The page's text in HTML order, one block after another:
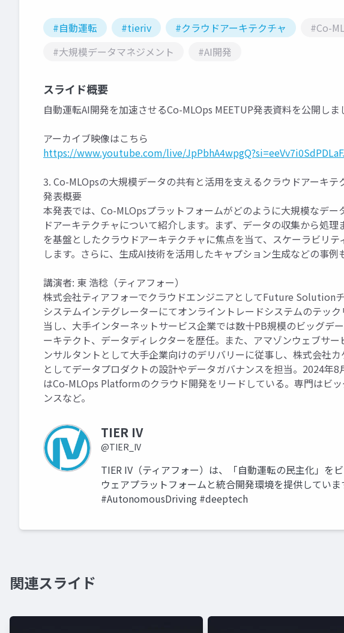
#自動運転 #tieriv #クラウドアーキテクチャ #Co-
#大規模データマネジメント
#AI開発
スライド概要
自動運転AI開発を加速させるCo-MLOps MEETUP発表資料を公開しま
アーカイブ映像はこちら
https://www.youtube.com/live/
3. Co-MLOpsの大規模データの共有と活用を支えるクラウドアーキテ
発表概要
本発表では、Co-MLOpsプラットフォームがどのように大規模なデ
ドアーキテクチャについて紹介します。まず、データの収集から処
を基盤としたクラウドアーキテクチャに焦点を当て、スケーラビリ
します。さらに、生成AI技術を活用したキャプション生成などの事例
講演者: 東 浩稔（ティアフォー）
株式会社ティアフォーでクラウドエンジニアとしてFuture Solution
システムインテグレーターにてオンライントレードシステムのテッ
当し、大手インターネットサービス企業では数十PB規模のビッグデ
ーキテクト、データディレクターを歴任。また、アマゾンウェブサ
ンサルタントとして大手企業向けのデリバリーに従事し、株式会社
としてデータプロダクトの設計やデータガバナンスを担当。2024年
はCo-MLOps Platformのクラウド開発をリードしている。専門はビ
ンスなど。
TIER IV
@TIER_IV
TIER IV（ティアフォー）は、「自動運転の民主化」を
ウェアプラットフォームと統合開発環境を提供してい
#AutonomousDriving #deeptech
関連スライド